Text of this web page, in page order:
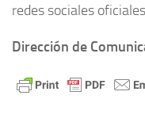
redes sociales
Dirección de